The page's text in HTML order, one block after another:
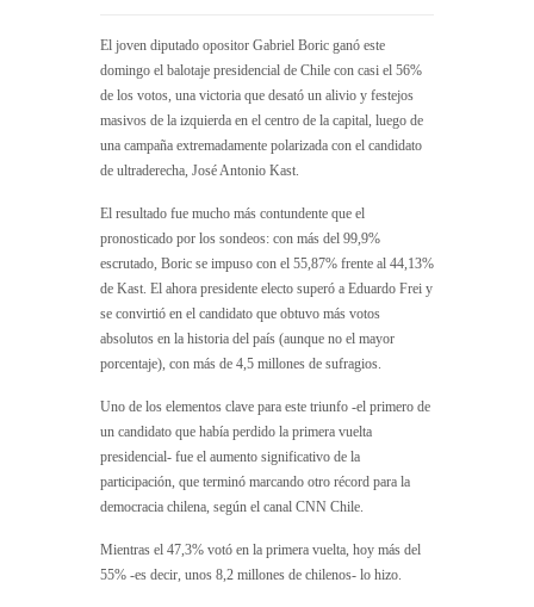
El joven diputado opositor Gabriel Boric ganó este
domingo el balotaje presidencial de Chile con casi el 56%
de los votos, una victoria que desató un alivio y festejos
masivos de la izquierda en el centro de la capital, luego de
una campaña extremadamente polarizada con el candidato
de ultraderecha, José Antonio Kast.
El resultado fue mucho más contundente que el
pronosticado por los sondeos: con más del 99,9%
escrutado, Boric se impuso con el 55,87% frente al 44,13%
de Kast. El ahora presidente electo superó a Eduardo Frei y
se convirtió en el candidato que obtuvo más votos
absolutos en la historia del país (aunque no el mayor
porcentaje), con más de 4,5 millones de sufragios.
Uno de los elementos clave para este triunfo -el primero de
un candidato que había perdido la primera vuelta
presidencial- fue el aumento significativo de la
participación, que terminó marcando otro récord para la
democracia chilena, según el canal CNN Chile.
Mientras el 47,3% votó en la primera vuelta, hoy más del
55% -es decir, unos 8,2 millones de chilenos- lo hizo.